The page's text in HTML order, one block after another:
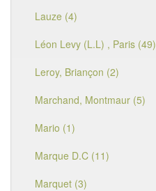
Lauze (4)
Léon Levy (L.L) , Paris (49)
Leroy, Briançon (2)
Marchand, Montmaur (5)
Mario (1)
Marque D.C (11)
Marquet (3)